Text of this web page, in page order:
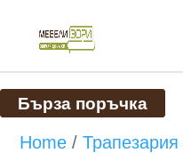
Бърза поръчка
Home /Трапезария